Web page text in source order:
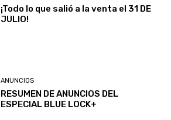
¡Todo lo que salió a la venta el 31 DE
JULIO!
ANUNCIOS
RESUMEN DE ANUNCIOS DEL
ESPECIAL BLUE LOCK+